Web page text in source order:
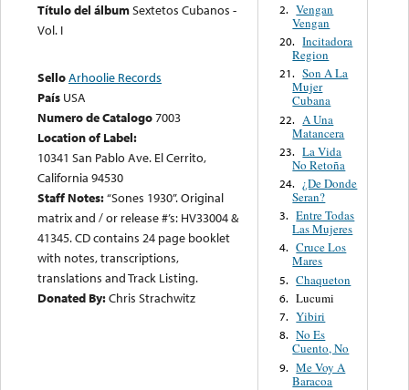
Título del álbumSextetos Cubanos -
Vol. I
SelloArhoolie Records
País USA
Numero de Catalogo7003
Location of Label:
10341 San Pablo Ave. El Cerrito,
California 94530
Staff Notes:“Sones 1930”. Original
matrix and / or release #’s: HV33004 &
41345. CD contains 24 page booklet
with notes, transcriptions,
translations and Track Listing.
Donated By:Chris Strachwitz
2. Vengan
Vengan
20. Incitadora
Region
21. Son A La
Mujer
Cubana
22. A Una
Matancera
23. La Vida
No Retoña
24. ¿De Donde
Seran?
3. Entre Todas
Las Mujeres
4. Cruce Los
Mares
5. Chaqueton
6. Lucumi
7. Yibiri
8. No Es
Cuento, No
9. Me Voy A
Baracoa